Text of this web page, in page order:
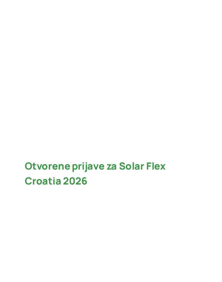
Otvorene prijave za Solar Flex
Croatia 2026